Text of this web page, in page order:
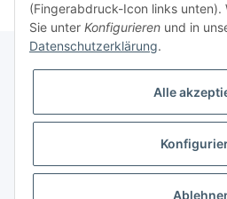
Gesetzliche Informationen
* Alle Preise inkl. gesetzlicher USt., zzgl.
(Fingerabdruck-Icon links unten).
Sie unter Konfigurieren und in
Datenschutzerklärung.
Alle